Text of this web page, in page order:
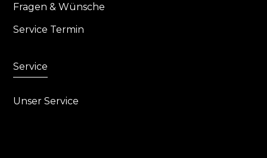
Fragen & Wünsche
Service Termin
Service
Unser Service